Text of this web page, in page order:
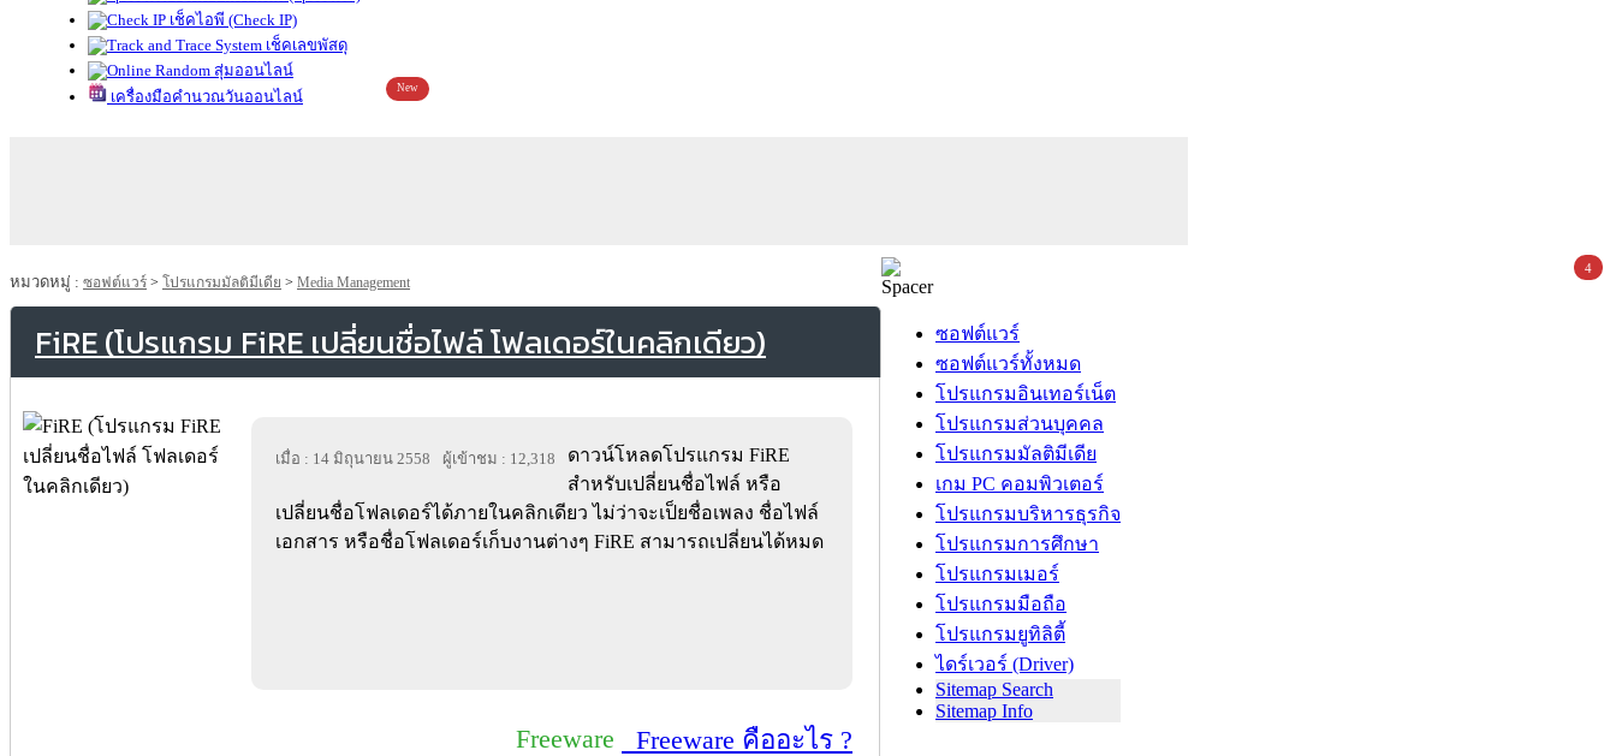
เช็คไอพี (Check IP)
เช็คเลขพัสดุ
สุ่มออนไลน์
เครื่องมือคำนวณวันออนไลน์
New
หมวดหมู่ : ซอฟต์แวร์ > โปรแกรมมัลติมีเดีย > Media Management
FiRE (โปรแกรม FiRE เปลี่ยนชื่อไฟล์ โฟลเดอร์ในคลิกเดียว)
เมื่อ : 14 มิถุนายน 2558 ผู้เข้าชม : 12,318
ดาวน์โหลดโปรแกรม FiRE
สำหรับเปลี่ยนชื่อไฟล์ หรือ
เปลี่ยนชื่อโฟลเดอร์ได้ภายในคลิกเดียว ไม่ว่าจะเป็ยชื่อเพลง ชื่อไฟล์
เอกสาร หรือชื่อโฟลเดอร์เก็บงานต่างๆ FiRE สามารถเปลี่ยนได้หมด
Freeware Freeware คืออะไร ?
ซอฟต์แวร์
ซอฟต์แวร์ทั้งหมด
โปรแกรมอินเทอร์เน็ต
โปรแกรมส่วนบุคคล
โปรแกรมมัลติมีเดีย
เกม PC คอมพิวเตอร์
โปรแกรมบริหารธุรกิจ
โปรแกรมการศึกษา
โปรแกรมเมอร์
โปรแกรมมือถือ
โปรแกรมยูทิลิตี้
ไดร์เวอร์ (Driver)
Sitemap Search
Sitemap Info
4